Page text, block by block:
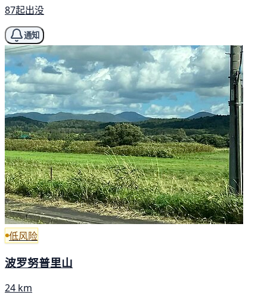
87起出没
通知
低风险
波罗努普里山
24 km